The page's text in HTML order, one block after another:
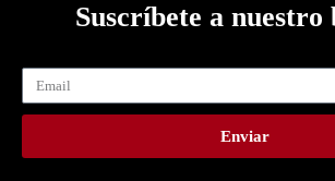
Suscríbete a nuestro
Enviar